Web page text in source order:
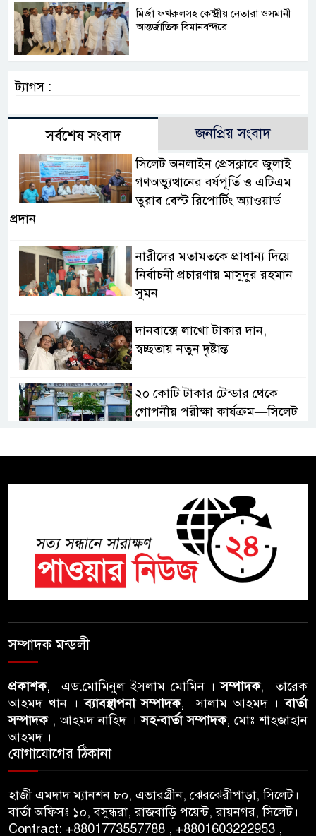
মির্জা ফখরুলসহ কেন্দ্রীয় নেতারা ওসমানী
আন্তর্জাতিক বিমানবন্দরে
ট্যাগস :
সর্বশেষ সংবাদ জনপ্রিয় সংবাদ
সিলেট অনলাইন প্রেসক্লাবে জুলাই
গণঅভ্যুত্থানের বর্ষপূর্তি ও এটিএম
তুরাব বেস্ট রিপোর্টিং অ্যাওয়ার্ড
প্রদান
নারীদের মতামতকে প্রাধান্য দিয়ে
নির্বাচনী প্রচারণায় মাসুদুর রহমান
সুমন
দানবাক্সে লাখো টাকার দান,
স্বচ্ছতায় নতুন দৃষ্টান্ত
২০ কোটি টাকার টেন্ডার থেকে
গোপনীয় পরীক্ষা কার্যক্রম—সিলেট
সিলেটে চিকিৎসকের কিশোর ছেলের
ঝুলন্ত মরদেহ উদ্ধার
শতাব্দী রায়ের বাড়িতে বিদ্রোহীদের
বৈঠক, পশ্চিমবঙ্গে তৃনমূলে ভাঙনের
ইঙ্গিত !
বিএনপি নেতার ওপর হামলার
আবু তালহা চৌধুরী দ্বিতীয় বারের
মত টাওয়ার হ‍্যামলেটস কাউন্সিলের
গণবিজ্ঞপ্তি নিয়ে সিলেট অনলাইন
প্রেসক্লাবে বিশ্ব মুক্ত গণমাধ্যম দিবসে
সমালোচনা
সম্পাদক মন্ডলী
প্রকাশক, এড.মোমিনুল ইসলাম মোমিন ।সম্পাদক, তারেক
আহমদ খান ।ব্যাবস্থাপনা সম্পাদক, সালাম আহমদ ।বার্তা
সম্পাদক, আহমদ নাহিদ ।সহ-বার্তা সম্পাদক, মোঃ শাহজাহান
আহমদ ।
যোগাযোগের ঠিকানা
হাজী এমদাদ ম্যানশন ৮০, এভারগ্রীন, ঝেরঝেরীপাড়া, সিলেট।
বার্তা অফিসঃ ১০, বসুন্ধরা, রাজবাড়ি পয়েন্ট, রায়নগর, সিলেট।
Contract: +8801773557788 , +8801603222953 ,